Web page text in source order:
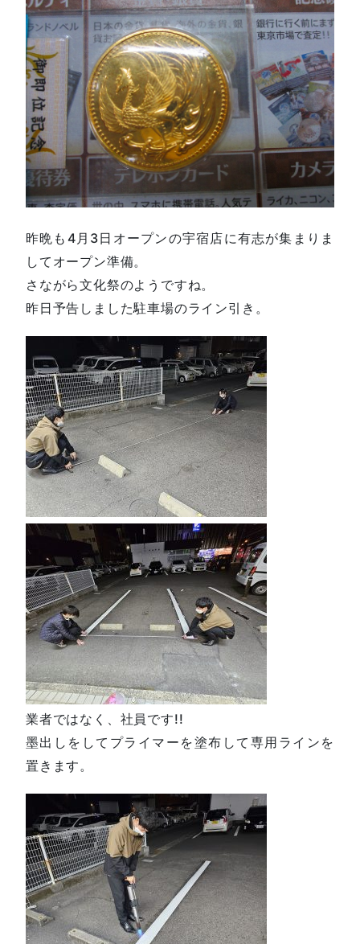
昨晩も4月3日オープンの宇宿店に有志が集まりま
してオープン準備。
さながら文化祭のようですね。
昨日予告しました駐車場のライン引き。
業者ではなく、社員です!!
墨出しをしてプライマーを塗布して専用ラインを
置きます。